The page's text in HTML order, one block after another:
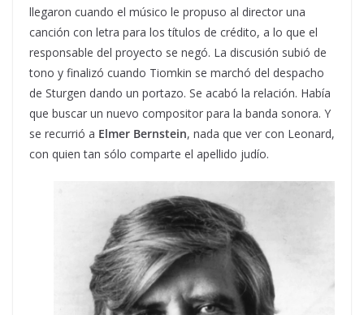
llegaron cuando el músico le propuso al director una
canción con letra para los títulos de crédito, a lo que el
responsable del proyecto se negó. La discusión subió de
tono y finalizó cuando Tiomkin se marchó del despacho
de Sturgen dando un portazo. Se acabó la relación. Había
que buscar un nuevo compositor para la banda sonora. Y
se recurrió a Elmer Bernstein, nada que ver con Leonard,
con quien tan sólo comparte el apellido judío.